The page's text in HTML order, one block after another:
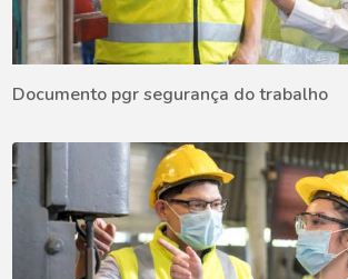
Documento pgr segurança do trabalho